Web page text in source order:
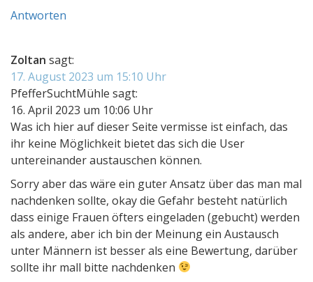
Antworten
Zoltan sagt:
17. August 2023 um 15:10 Uhr
PfefferSuchtMühle sagt:
16. April 2023 um 10:06 Uhr
Was ich hier auf dieser Seite vermisse ist einfach, das
ihr keine Möglichkeit bietet das sich die User
untereinander austauschen können.
Sorry aber das wäre ein guter Ansatz über das man mal
nachdenken sollte, okay die Gefahr besteht natürlich
dass einige Frauen öfters eingeladen (gebucht) werden
als andere, aber ich bin der Meinung ein Austausch
unter Männern ist besser als eine Bewertung, darüber
sollte ihr mall bitte nachdenken